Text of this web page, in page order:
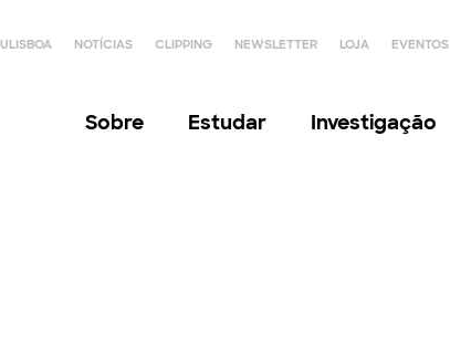
ULISBOA NOTÍCIAS CLIPPING NEWSLETTER LOJA EVENTOS
Sobre Estudar Investigação